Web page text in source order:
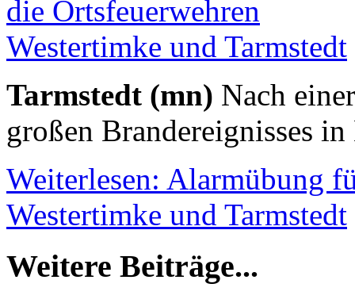
Tarmstedt (mn) Nach
großen Brandereignisses in
Weiterlesen: Alarmübung
Westertimke und Tarmstedt
Weitere Beiträge...